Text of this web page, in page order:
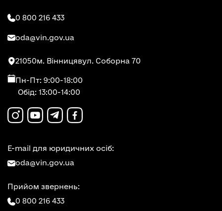
0 800 216 433
oda@vin.gov.ua
21050м. Вінницявул. Соборна 70
Пн-Пт: 9:00-18:00
Обід: 13:00-14:00
E-mail для юридичних осіб:
oda@vin.gov.ua
Прийом звернень:
0 800 216 433